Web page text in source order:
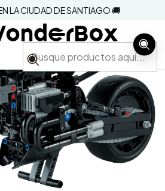
LA CIUDAD DE SANTIAGO 🚚